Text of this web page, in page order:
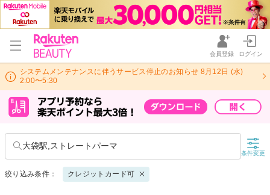
会員登録 ログイン
システムメンテナンスに伴うサービス停止のお知らせ 8月12日 (水)
2:00〜5:30
大袋駅,ストレートパーマ
条件変更
絞り込み条件： クレジットカード可